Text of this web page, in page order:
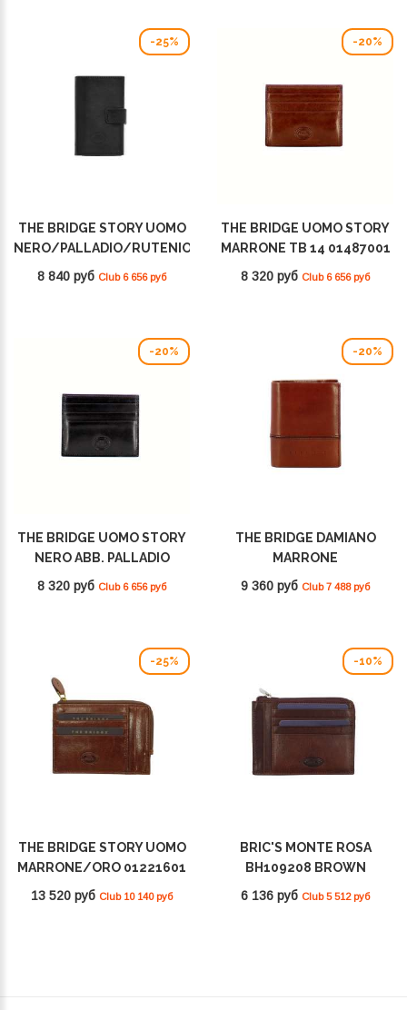
-25%
THE BRIDGE STORY UOMO
NERO/PALLADIO/RUTENIO
01400201 20
8 840 руб Club 6 656 руб
-20%
THE BRIDGE UOMO STORY
MARRONE TB 14 01487001
14
8 320 руб Club 6 656 руб
-20%
THE BRIDGE UOMO STORY
NERO ABB. PALLADIO
01487001 20
8 320 руб Club 6 656 руб
-20%
THE BRIDGE DAMIANO
MARRONE
TB/RUT.SC.OPACO
01474301 1A
9 360 руб Club 7 488 руб
-25%
THE BRIDGE STORY UOMO
MARRONE/ORO 01221601
14
13 520 руб Club 10 140 руб
-10%
BRIC'S MONTE ROSA
BH109208 BROWN
6 136 руб Club 5 512 руб